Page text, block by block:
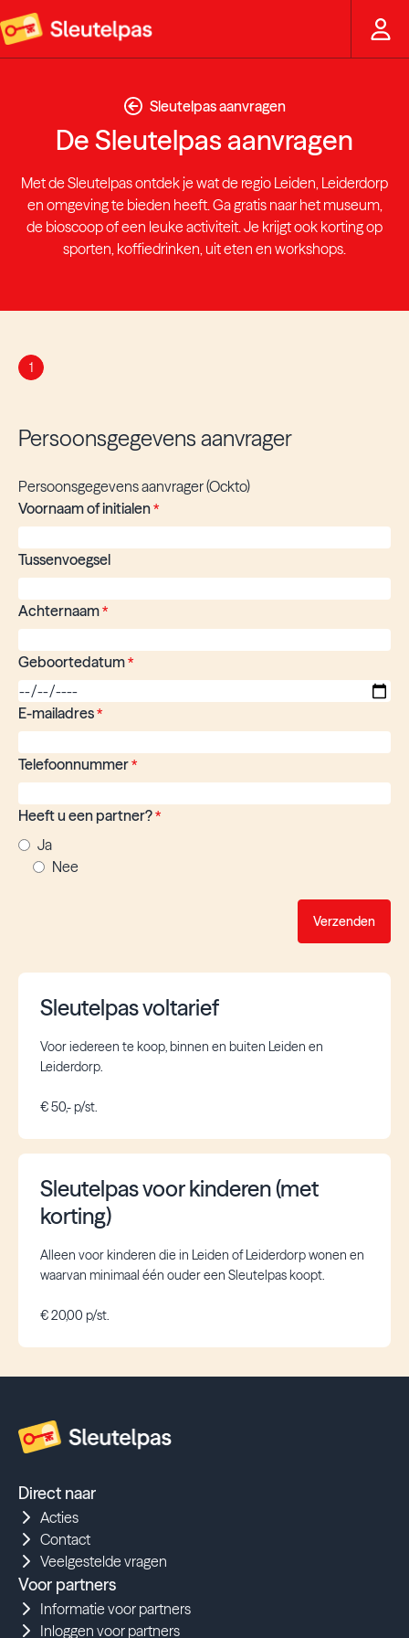
Sleutelpas aanvragen
De Sleutelpas aanvragen
Met de Sleutelpas ontdek je wat de regio Leiden, Leiderdorp
en omgeving te bieden heeft. Ga gratis naar het museum,
de bioscoop of een leuke activiteit. Je krijgt ook korting op
sporten, koffiedrinken, uit eten en workshops.
1
Persoonsgegevens aanvrager
Persoonsgegevens aanvrager (Ockto)
Voornaam of initialen*
Tussenvoegsel
Achternaam*
Geboortedatum*
E-mailadres*
Telefoonnummer*
Heeft u een partner?*
Ja
Nee
Verzenden
Sleutelpas voltarief
Voor iedereen te koop, binnen en buiten Leiden en
Leiderdorp.
€ 50,- p/st.
Sleutelpas voor kinderen (met
korting)
Alleen voor kinderen die in Leiden of Leiderdorp wonen en
waarvan minimaal één ouder een Sleutelpas koopt.
€ 20,00 p/st.
Direct naar
Acties
Contact
Veelgestelde vragen
Voor partners
Informatie voor partners
Inloggen voor partners